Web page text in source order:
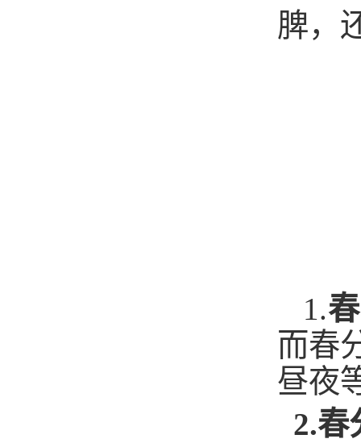
脾，
1.
而春
昼夜
2.春